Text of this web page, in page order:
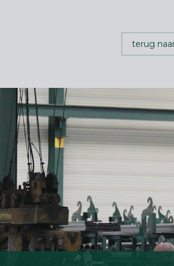
terug